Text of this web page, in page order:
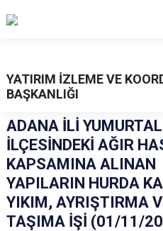
YATIRIM İZLEME VE
BAŞKANLIĞI
ADANA İLİ
İLÇESİNDEKİ AĞIR
KAPSAMINA ALINAN
YAPILARIN HURDA
YIKIM, AYRIŞTIRMA
TAŞIMA İŞİ (01/11/